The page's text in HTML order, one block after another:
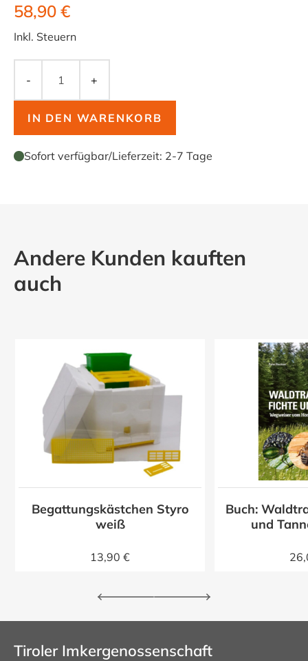
58,90 €
Inkl. Steuern
- +
IN DEN WARENKORB
Sofort verfügbar/Lieferzeit: 2-7 Tage
Andere Kunden kauften
auch
Begattungskästchen Styro
weiß
13,90 €
Buch:
und
Tiroler Imkergenossenschaft